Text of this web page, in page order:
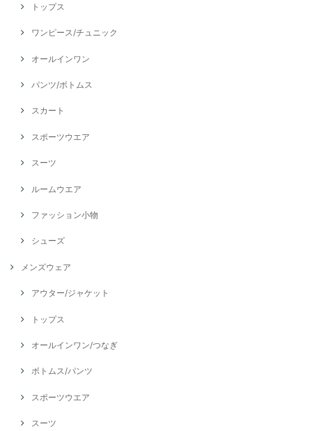
トップス
ワンピース/チュニック
オールインワン
パンツ/ボトムス
スカート
スポーツウエア
スーツ
ルームウエア
ファッション小物
シューズ
メンズウェア
アウター/ジャケット
トップス
オールインワン/つなぎ
ボトムス/パンツ
スポーツウエア
スーツ